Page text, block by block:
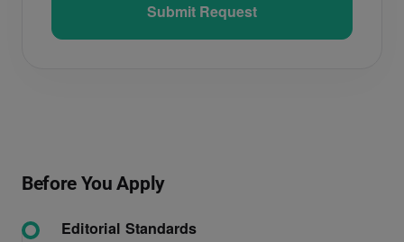
Submit Request
Before You Apply
Editorial Standards